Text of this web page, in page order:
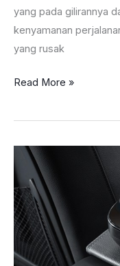
yang pada gilirannya
kenyamanan
yang rusak
Ada
Knocking?
Berarti
Tanda
Shockbreaker
Mobil
Rusak!
Read More »